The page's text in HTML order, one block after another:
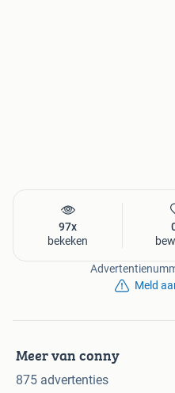
97x
bekeken
Meld
Meer van conny
875 advertenties